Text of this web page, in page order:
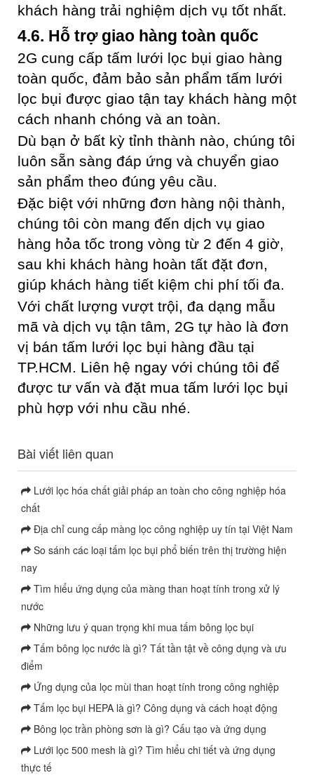
khách hàng trải nghiệm dịch vụ tốt nhất.
4.6. Hỗ trợ giao hàng toàn quốc
2G cung cấp tấm lưới lọc bụi giao hàng
toàn quốc, đảm bảo sản phẩm tấm lưới
lọc bụi được giao tận tay khách hàng một
cách nhanh chóng và an toàn.
Dù bạn ở bất kỳ tỉnh thành nào, chúng tôi
luôn sẵn sàng đáp ứng và chuyển giao
sản phẩm theo đúng yêu cầu.
Đặc biệt với những đơn hàng nội thành,
chúng tôi còn mang đến dịch vụ giao
hàng hỏa tốc trong vòng từ 2 đến 4 giờ,
sau khi khách hàng hoàn tất đặt đơn,
giúp khách hàng tiết kiệm chi phí tối đa.
Với chất lượng vượt trội, đa dạng mẫu
mã và dịch vụ tận tâm, 2G tự hào là đơn
vị bán tấm lưới lọc bụi hàng đầu tại
TP.HCM. Liên hệ ngay với chúng tôi để
được tư vấn và đặt mua tấm lưới lọc bụi
phù hợp với nhu cầu nhé.
Bài viết liên quan
Lưới lọc hóa chất giải pháp an toàn cho công nghiệp hóa
chất
Địa chỉ cung cấp màng lọc công nghiệp uy tín tại Việt Nam
So sánh các loại tấm lọc bụi phổ biến trên thị trường hiện
nay
Tìm hiểu ứng dụng của màng than hoạt tính trong xử lý
nước
Những lưu ý quan trọng khi mua tấm bông lọc bụi
Tấm bông lọc nước là gì? Tất tần tật về công dụng và ưu
điểm
Ứng dụng của lọc mùi than hoạt tính trong công nghiệp
Tấm lọc bụi HEPA là gì? Công dụng và cách hoạt động
Bông lọc trần phòng sơn là gì? Cấu tạo và ứng dụng
Lưới lọc 500 mesh là gì? Tìm hiểu chi tiết và ứng dụng
thực tế